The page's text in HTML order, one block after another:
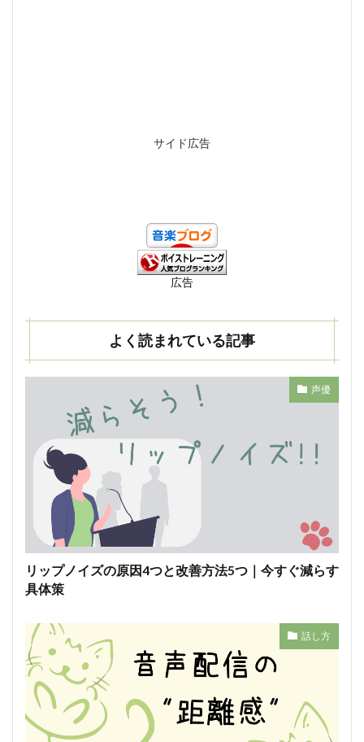
サイド広告
広告
よく読まれている記事
声優
リップノイズの原因4つと改善方法5つ｜今すぐ減らす
具体策
話し方